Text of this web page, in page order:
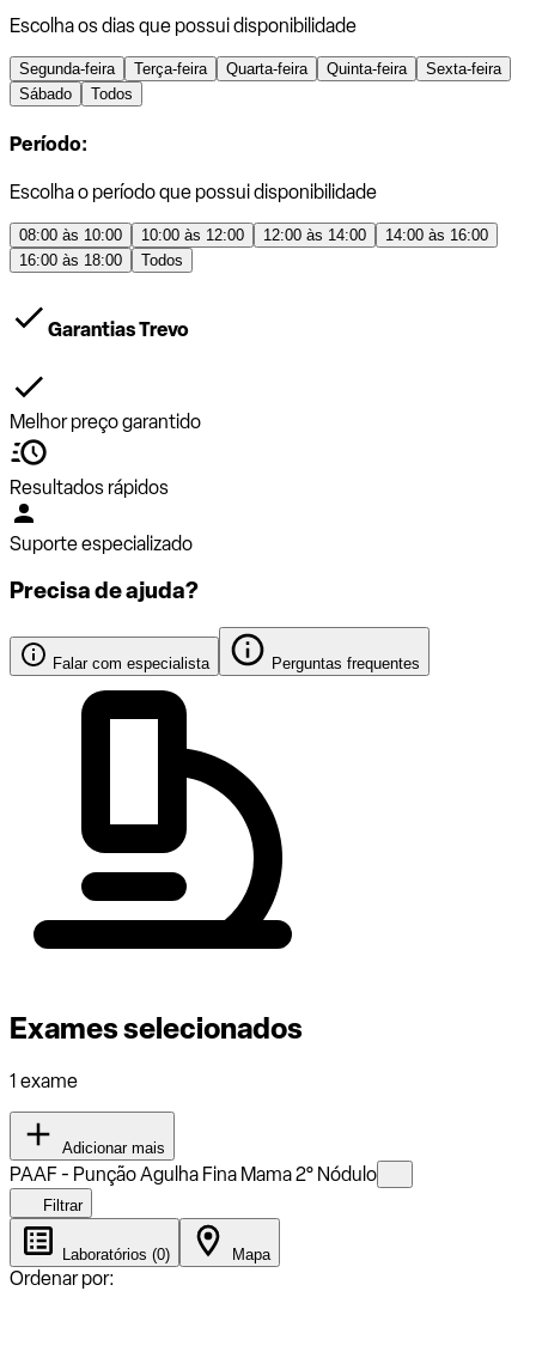
Escolha os dias que possui disponibilidade
Segunda-feira Terça-feira Quarta-feira Quinta-feira
Sexta-feira
Sábado
Todos
Período:
Escolha o período que possui disponibilidade
08:00 às 10:00 10:00 às 12:00 12:00 às 14:00
14:00 às 16:00
16:00 às 18:00
Todos
Garantias Trevo
Melhor preço garantido
Resultados rápidos
Suporte especializado
Precisa de ajuda?
Falar com especialista Perguntas frequentes
Exames selecionados
1 exame
Adicionar mais
PAAF - Punção Agulha Fina Mama 2° Nódulo
Filtrar
Laboratórios (0) Mapa
Ordenar por: